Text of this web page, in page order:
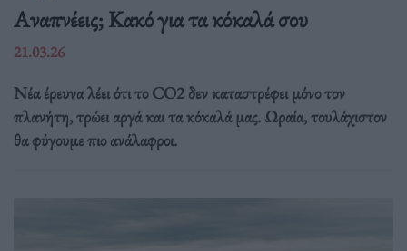
Αναπνέεις; Κακό για τα κόκαλά σου
21.03.26
Νέα έρευνα λέει ότι το CO2 δεν καταστρέφει μόνο τον
πλανήτη, τρώει αργά και τα κόκαλά μας. Ωραία, τουλάχιστον
θα φύγουμε πιο ανάλαφροι.